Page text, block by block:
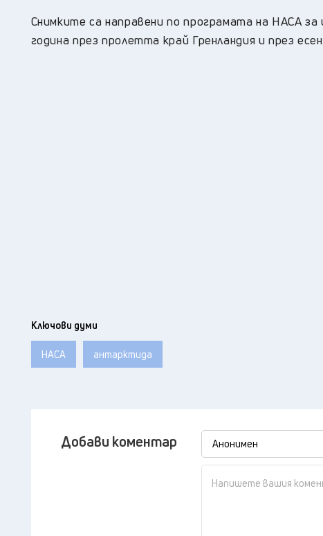
Снимките са направени по програмата на НАСА
година през пролетта край Гренландия и през
Ключови думи
НАСА антарктида
Добави коментар